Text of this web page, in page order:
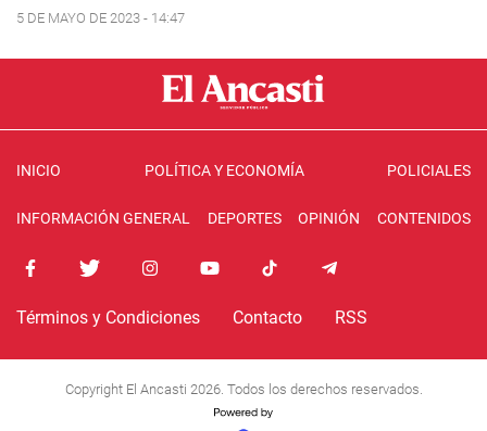
5 DE MAYO DE 2023 - 14:47
INICIO POLÍTICA Y ECONOMÍA POLICIALES
INFORMACIÓN GENERAL DEPORTES OPINIÓN CONTENIDOS
Términos y Condiciones Contacto RSS
Copyright El Ancasti 2026. Todos los derechos reservados.